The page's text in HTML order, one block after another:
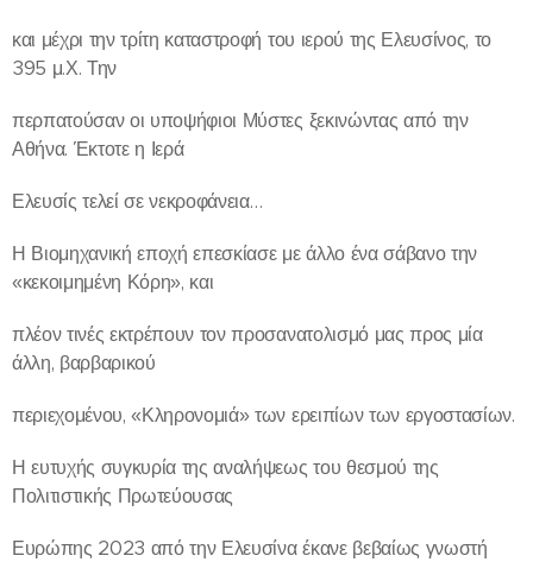
και μέχρι την τρίτη καταστροφή του ιερού της Ελευσίνος, το
395 μ.Χ. Την
περπατούσαν οι υποψήφιοι Μύστες ξεκινώντας από την
Αθήνα. Έκτοτε η Ιερά
Ελευσίς τελεί σε νεκροφάνεια…
Η Βιομηχανική εποχή επεσκίασε με άλλο ένα σάβανο την
«κεκοιμημένη Κόρη», και
πλέον τινές εκτρέπουν τον προσανατολισμό μας προς μία
άλλη, βαρβαρικού
περιεχομένου, «Κληρονομιά» των ερειπίων των εργοστασίων.
Η ευτυχής συγκυρία της αναλήψεως του θεσμού της
Πολιτιστικής Πρωτεύουσας
Ευρώπης 2023 από την Ελευσίνα έκανε βεβαίως γνωστή